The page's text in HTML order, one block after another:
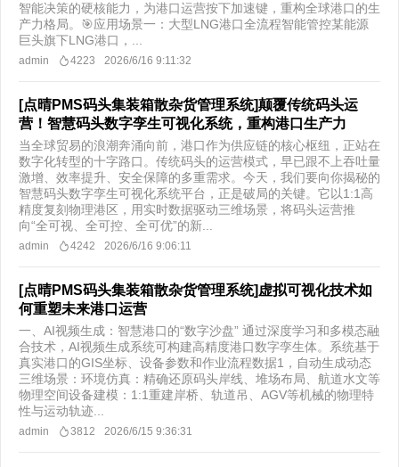
智能决策的硬核能力，为港口运营按下加速键，重构全球港口的生
产力格局。🎯应用场景一：大型LNG港口全流程智能管控某能源
巨头旗下LNG港口，...
admin 4223 2026/6/16 9:11:32
[点晴PMS码头集装箱散杂货管理系统]颠覆传统码头运
营！智慧码头数字孪生可视化系统，重构港口生产力
当全球贸易的浪潮奔涌向前，港口作为供应链的核心枢纽，正站在
数字化转型的十字路口。传统码头的运营模式，早已跟不上吞吐量
激增、效率提升、安全保障的多重需求。今天，我们要向你揭秘的
智慧码头数字孪生可视化系统平台，正是破局的关键。它以1:1高
精度复刻物理港区，用实时数据驱动三维场景，将码头运营推
向“全可视、全可控、全可优”的新...
admin 4242 2026/6/16 9:06:11
[点晴PMS码头集装箱散杂货管理系统]虚拟可视化技术如
何重塑未来港口运营
​一、AI视频生成：智慧港口的“数字沙盘” 通过深度学习和多模态融
合技术，AI视频生成系统可构建高精度港口数字孪生体。系统基于
真实港口的GIS坐标、设备参数和作业流程数据1，自动生成动态
三维场景：环境仿真：精确还原码头岸线、堆场布局、航道水文等
物理空间设备建模：1:1重建岸桥、轨道吊、AGV等机械的物理特
性与运动轨迹...
admin 3812 2026/6/15 9:36:31